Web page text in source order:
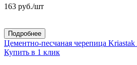
163 руб./шт
Подробнее
Цементно-песчаная черепица
Купить в 1 клик